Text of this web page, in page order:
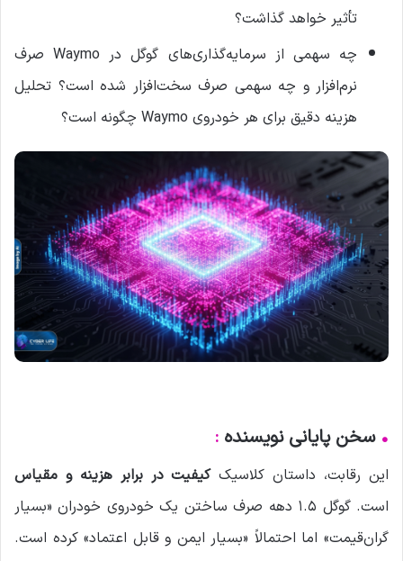
تأثیر خواهد گذاشت؟
چه سهمی از سرمایه‌گذاری‌های گوگل در Waymo صرف
نرم‌افزار و چه سهمی صرف سخت‌افزار شده است؟ تحلیل
هزینه دقیق برای هر خودروی Waymo چگونه است؟
•سخن پایانی نویسنده :
این رقابت، داستان کلاسیککیفیت در برابر هزینه و مقیاس
است. گوگل ۱.۵ دهه صرف ساختن یک خودروی خودران «بسیار
گران‌قیمت» اما احتمالاً «بسیار ایمن و قابل اعتماد» کرده است.